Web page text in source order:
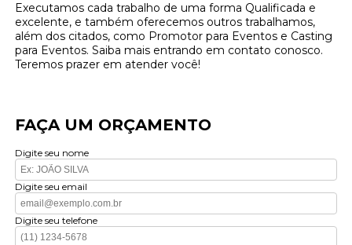
Executamos cada trabalho de uma forma Qualificada e
excelente, e também oferecemos outros trabalhamos,
além dos citados, como Promotor para Eventos e Casting
para Eventos. Saiba mais entrando em contato conosco.
Teremos prazer em atender você!
FAÇA UM ORÇAMENTO
Digite seu nome
Digite seu email
Digite seu telefone